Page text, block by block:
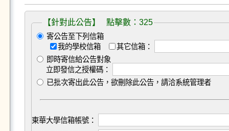
【針對此公告】 點擊數：325
寄公告至下列信箱
我的學校信箱
其它信箱：
即時寄信給公告對象
立即發信之授權碼：
已批次寄出此公告，欲刪除此公告，請洽系統管理者
東華大學信箱帳號：